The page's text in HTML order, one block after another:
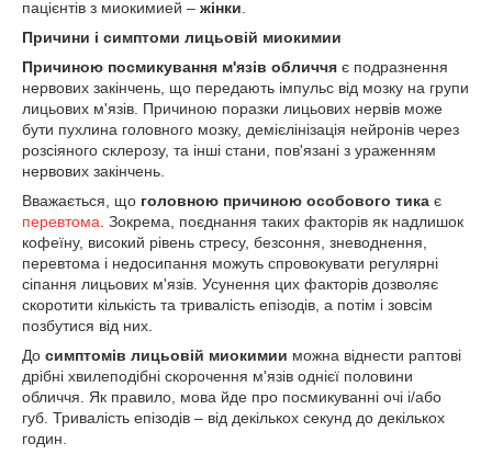
пацієнтів з миокимией – жінки
Причини і симптоми лицьовій миокимии
Причиною посмикування м'язів обличчя є подразнення
нервових закінчень, що передають імпульс від мозку на групи
лицьових м'язів. Причиною поразки лицьових нервів може
бути пухлина головного мозку, демієлінізація нейронів через
розсіяного склерозу, та інші стани, пов'язані з ураженням
нервових закінчень.
Вважається, що головною причиною особового тика є
перевтома . Зокрема, поєднання таких факторів як надлишок
кофеїну, високий рівень стресу, безсоння, зневоднення,
перевтома і недосипання можуть спровокувати регулярні
сіпання лицьових м'язів. Усунення цих факторів дозволяє
скоротити кількість та тривалість епізодів, а потім і зовсім
позбутися від них.
До симптомів лицьовій миокимии можна віднести раптові
дрібні хвилеподібні скорочення м'язів однієї половини
обличчя. Як правило, мова йде про посмикуванні очі і/або
губ. Тривалість епізодів – від декількох секунд до декількох
годин.